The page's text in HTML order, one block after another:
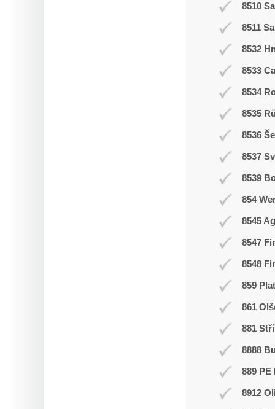
8510
8511
8532
8533
8534
8535
8536
8537
8539
854
8545
8547
8548
859
861
881
8888
889 PE
8912